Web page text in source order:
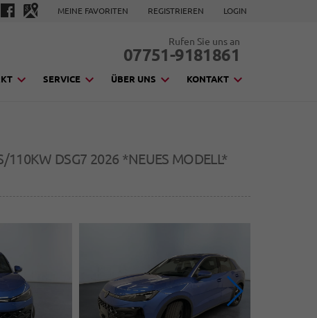
MEINE FAVORITEN REGISTRIEREN LOGIN
Rufen Sie uns an
07751-9181861
SERVICE ÜBER UNS KONTAKT
110KW DSG7 2026 *NEUES MODELL*